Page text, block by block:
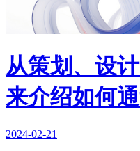
从策划、设
来介绍如何
2024-02-21